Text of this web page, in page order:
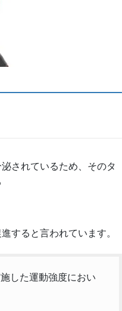
されているため、そのタ
すると言われています。
した運動強度におい